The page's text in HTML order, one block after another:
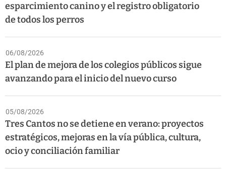
esparcimiento canino y el registro obligatorio
de todos los perros
06/08/2026
El plan de mejora de los colegios públicos sigue
avanzando para el inicio del nuevo curso
05/08/2026
Tres Cantos no se detiene en verano: proyectos
estratégicos, mejoras en la vía pública, cultura,
ocio y conciliación familiar